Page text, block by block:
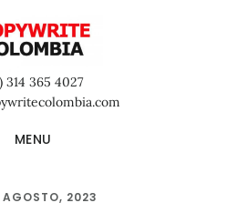
314 365 4027
MENU
AGOSTO, 2023